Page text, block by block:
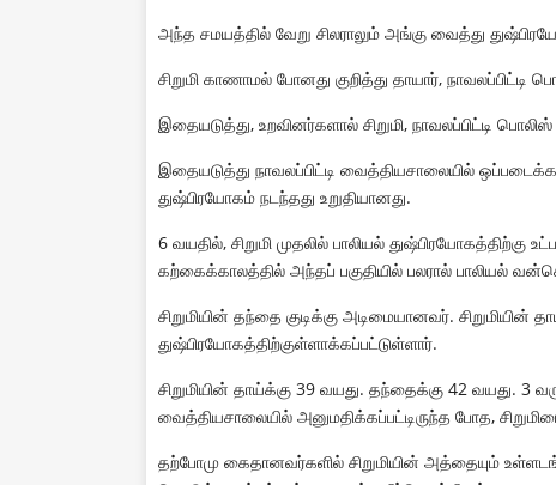
அந்த சமயத்தில் வேறு சிலராலும் அங்கு வைத்து
சிறுமி காணாமல் போனது குறித்து தாயார், நாவலப்பிட்டி
இதையடுத்து, உறவினர்களால் சிறுமி, நாவலப்பிட்டி
இதையடுத்து நாவலப்பிட்டி வைத்தியசாலையில்
துஷ்பிரயோகம் நடந்தது உறுதியானது.
6 வயதில், சிறுமி முதலில் பாலியல்
கற்கைக்காலத்தில் அந்தப் பகுதியில் பலரால் பாலியல்
சிறுமியின் தந்தை குடிக்கு அடிமையானவர்.
துஷ்பிரயோகத்திற்குள்ளாக்கப்பட்டுள்ளார்.
சிறுமியின் தாய்க்கு 39 வயது. தந்தைக்கு 42 வயது. 3
வைத்தியசாலையில் அனுமதிக்கப்பட்டிருந்த போத,
தற்போமு கைதானவர்களில் சிறுமியின் அத்தையும்